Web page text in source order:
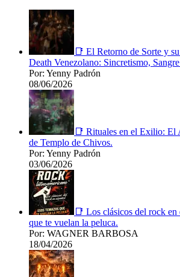
📑 El Retorno de Sorte y
Death Venezolano: Sincretismo,
Por: Yenny Padrón
08/06/2026
📑 Rituales en el Exilio: El
de Templo de Chivos.
Por: Yenny Padrón
03/06/2026
📑 Los clásicos del rock en
que te vuelan la peluca.
Por: WAGNER BARBOSA
18/04/2026